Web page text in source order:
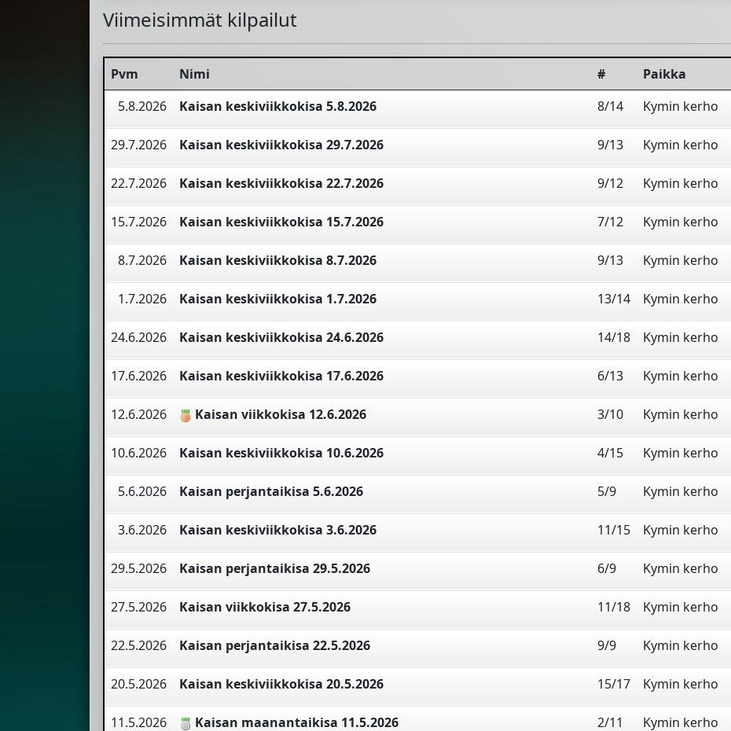
Viimeisimmät kilpailut
Pvm Nimi #
Paikka
5.8.2026
Kaisan keskiviikkokisa 5.8.2026 8/14 Kymin kerho
29.7.2026 Kaisan keskiviikkokisa 29.7.2026 9/13 Kymin kerho
22.7.2026 Kaisan keskiviikkokisa 22.7.2026 9/12 Kymin kerho
15.7.2026 Kaisan keskiviikkokisa 15.7.2026 7/12 Kymin kerho
8.7.2026 Kaisan keskiviikkokisa 8.7.2026 9/13 Kymin kerho
1.7.2026 Kaisan keskiviikkokisa 1.7.2026 13/14 Kymin kerho
24.6.2026 Kaisan keskiviikkokisa 24.6.2026 14/18 Kymin kerho
17.6.2026 Kaisan keskiviikkokisa 17.6.2026 6/13 Kymin kerho
12.6.2026 Kaisan viikkokisa 12.6.2026 3/10 Kymin kerho
10.6.2026 Kaisan keskiviikkokisa 10.6.2026 4/15 Kymin kerho
5.6.2026 Kaisan perjantaikisa 5.6.2026 5/9 Kymin kerho
3.6.2026 Kaisan keskiviikkokisa 3.6.2026 11/15 Kymin kerho
29.5.2026 Kaisan perjantaikisa 29.5.2026 6/9 Kymin kerho
27.5.2026 Kaisan viikkokisa 27.5.2026 11/18 Kymin kerho
22.5.2026 Kaisan perjantaikisa 22.5.2026 9/9 Kymin kerho
20.5.2026 Kaisan keskiviikkokisa 20.5.2026 15/17 Kymin kerho
11.5.2026 Kaisan maanantaikisa 11.5.2026 2/11 Kymin kerho